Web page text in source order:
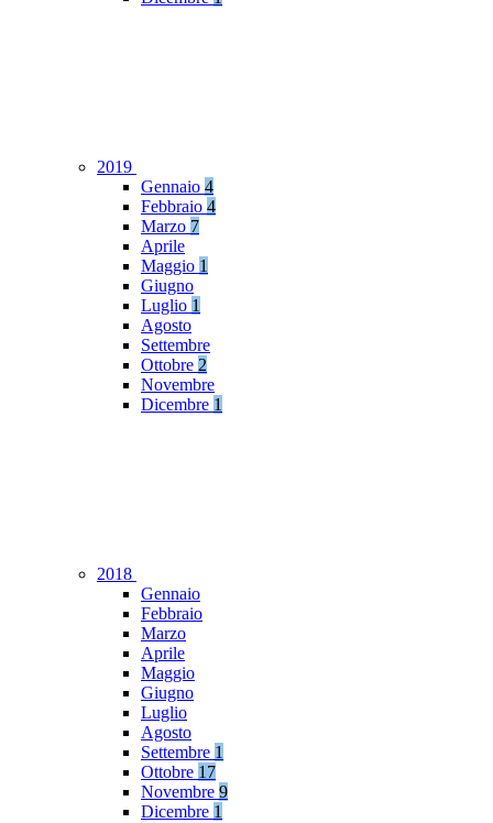
2019
Gennaio 4
Febbraio 4
Marzo 7
Aprile
Maggio 1
Giugno
Luglio 1
Agosto
Settembre
Ottobre 2
Novembre
Dicembre 1
2018
Gennaio
Febbraio
Marzo
Aprile
Maggio
Giugno
Luglio
Agosto
Settembre 1
Ottobre 17
Novembre 9
Dicembre 1